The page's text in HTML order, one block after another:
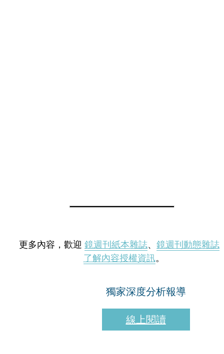
更多內容，歡迎 鏡週刊紙本雜誌、 鏡週刊動態雜誌
了解內容授權資訊。
獨家深度分析報導
線上閱讀